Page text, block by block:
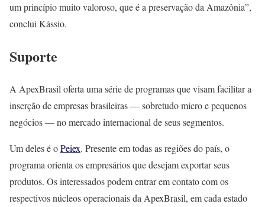
um princípio muito valoroso, que é a preservação da Amazônia”,
conclui Kássio.
Suporte
A ApexBrasil oferta uma série de programas que visam facilitar a
inserção de empresas brasileiras — sobretudo micro e pequenos
negócios — no mercado internacional de seus segmentos.
Um deles é oPeiex. Presente em todas as regiões do país, o
programa orienta os empresários que desejam exportar seus
produtos. Os interessados podem entrar em contato com os
respectivos núcleos operacionais da ApexBrasil, em cada estado